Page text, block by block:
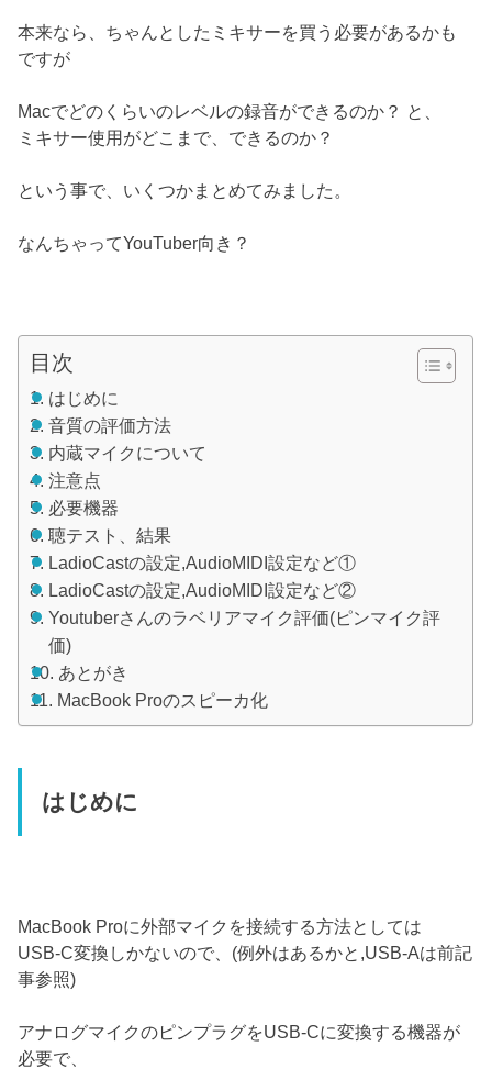
本来なら、ちゃんとしたミキサーを買う必要があるかも
ですが
Macでどのくらいのレベルの録音ができるのか？ と、
ミキサー使用がどこまで、できるのか？
という事で、いくつかまとめてみました。
なんちゃってYouTuber向き？
目次
はじめに
音質の評価方法
内蔵マイクについて
注意点
必要機器
聴テスト、結果
LadioCastの設定,AudioMIDI設定など①
LadioCastの設定,AudioMIDI設定など②
Youtuberさんのラベリアマイク評価(ピンマイク評
価)
あとがき
MacBook Proのスピーカ化
はじめに
MacBook Proに外部マイクを接続する方法としては
USB-C変換しかないので、(例外はあるかと,USB-Aは前記
事参照)
アナログマイクのピンプラグをUSB-Cに変換する機器が
必要で、